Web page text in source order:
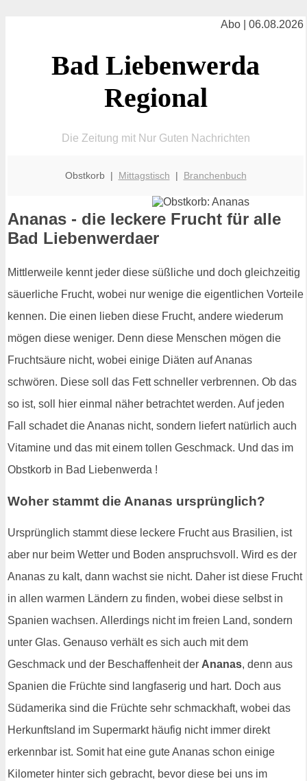
Abo | 06.08.2026
Bad Liebenwerda
Regional
Die Zeitung mit Nur Guten Nachrichten
Obstkorb | Mittagstisch | Branchenbuch
Ananas - die leckere Frucht für alle
Bad Liebenwerdaer
Mittlerweile kennt jeder diese süßliche und doch gleichzeitig
säuerliche Frucht, wobei nur wenige die eigentlichen Vorteile
kennen. Die einen lieben diese Frucht, andere wiederum
mögen diese weniger. Denn diese Menschen mögen die
Fruchtsäure nicht, wobei einige Diäten auf Ananas
schwören. Diese soll das Fett schneller verbrennen. Ob das
so ist, soll hier einmal näher betrachtet werden. Auf jeden
Fall schadet die Ananas nicht, sondern liefert natürlich auch
Vitamine und das mit einem tollen Geschmack. Und das im
Obstkorb in Bad Liebenwerda !
Woher stammt die Ananas ursprünglich?
Ursprünglich stammt diese leckere Frucht aus Brasilien, ist
aber nur beim Wetter und Boden anspruchsvoll. Wird es der
Ananas zu kalt, dann wachst sie nicht. Daher ist diese Frucht
in allen warmen Ländern zu finden, wobei diese selbst in
Spanien wachsen. Allerdings nicht im freien Land, sondern
unter Glas. Genauso verhält es sich auch mit dem
Geschmack und der Beschaffenheit der Ananas, denn aus
Spanien die Früchte sind langfaserig und hart. Doch aus
Südamerika sind die Früchte sehr schmackhaft, wobei das
Herkunftsland im Supermarkt häufig nicht immer direkt
erkennbar ist. Somit hat eine gute Ananas schon einige
Kilometer hinter sich gebracht, bevor diese bei uns im